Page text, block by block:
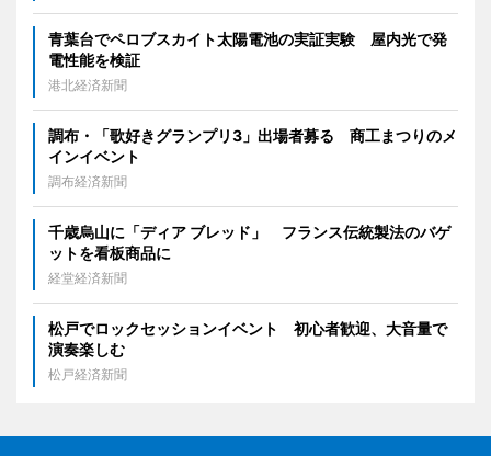
青葉台でペロブスカイト太陽電池の実証実験 屋内光で発
電性能を検証
港北経済新聞
調布・「歌好きグランプリ3」出場者募る 商工まつりのメ
インイベント
調布経済新聞
千歳烏山に「ディア ブレッド」 フランス伝統製法のバゲ
ットを看板商品に
経堂経済新聞
松戸でロックセッションイベント 初心者歓迎、大音量で
演奏楽しむ
松戸経済新聞